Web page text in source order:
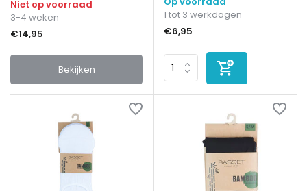
Niet op voorraad
3-4 weken
€14,95
Bekijken
1 tot 3 werkdagen
€6,95